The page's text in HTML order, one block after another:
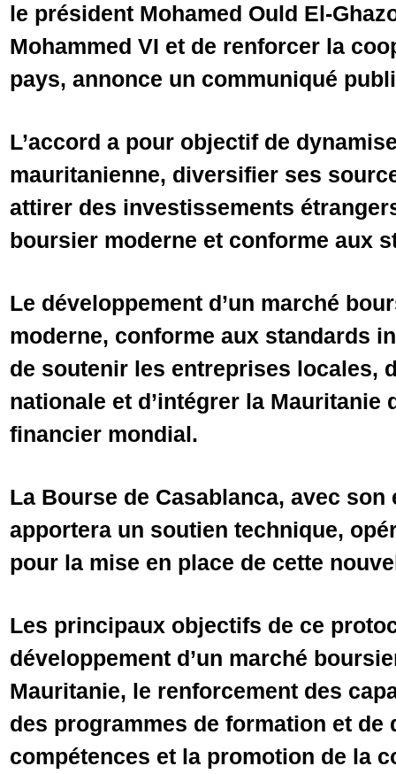
le président Mohamed Ould El-
Mohammed VI et de renforcer la
pays, annonce un communiqué
L’accord a pour objectif de
mauritanienne, diversifier ses
attirer des investissements
boursier moderne et conforme aux
Le développement d’un marché
moderne, conforme aux standards
de soutenir les entreprises locales,
nationale et d’intégrer la Mauritanie
financier mondial.
La Bourse de Casablanca, avec
apportera un soutien technique,
pour la mise en place de cette
Les principaux objectifs de ce
développement d’un marché
Mauritanie, le renforcement des
des programmes de formation et de
compétences et la promotion de la